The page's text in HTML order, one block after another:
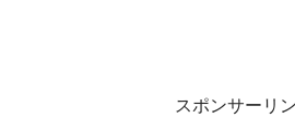
スポンサーリ